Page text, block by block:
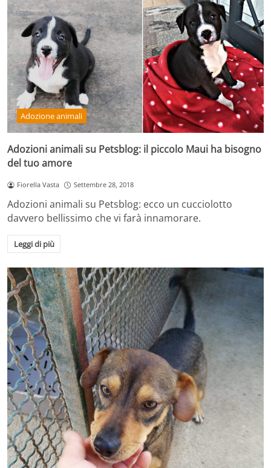
Adozione animali
Adozioni animali su Petsblog: il piccolo Maui ha bisogno
del tuo amore
Fiorella Vasta Settembre 28, 2018
Adozioni animali su Petsblog: ecco un cucciolotto
davvero bellissimo che vi farà innamorare.
Leggi di più